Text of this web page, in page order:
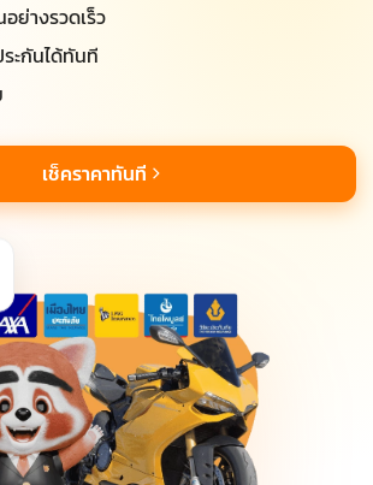
ย่างรวดเร็ว
ะกันได้ทันที
เช็คราคาทันที